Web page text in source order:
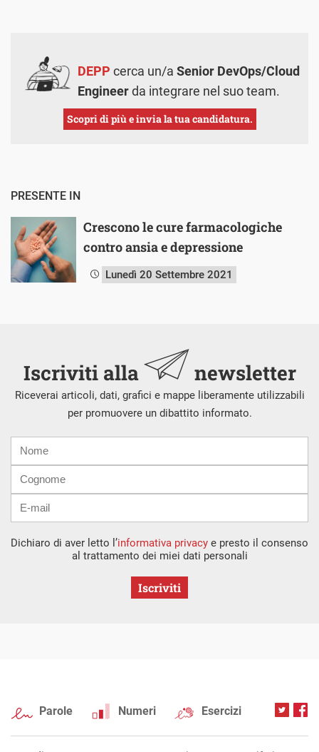
DEPP cerca un/a Senior DevOps/Cloud
Engineerda integrare nel suo team.
Scopri di più e invia la tua candidatura.
PRESENTE IN
Crescono le cure farmacologiche
contro ansia e depressione
Lunedì 20 Settembre 2021
Iscriviti alla newsletter
Riceverai articoli, dati, grafici e mappe liberamente utilizzabili
per promuovere un dibattito informato.
mail
Dichiaro di aver letto l’informativa privacy e presto il consenso
al trattamento dei miei dati personali
Iscriviti
Parole Numeri Esercizi